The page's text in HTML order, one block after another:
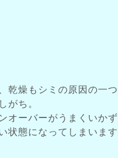
乾燥もシミの原因の一
がち。
オーバーがうまくいか
状態になってしまいま